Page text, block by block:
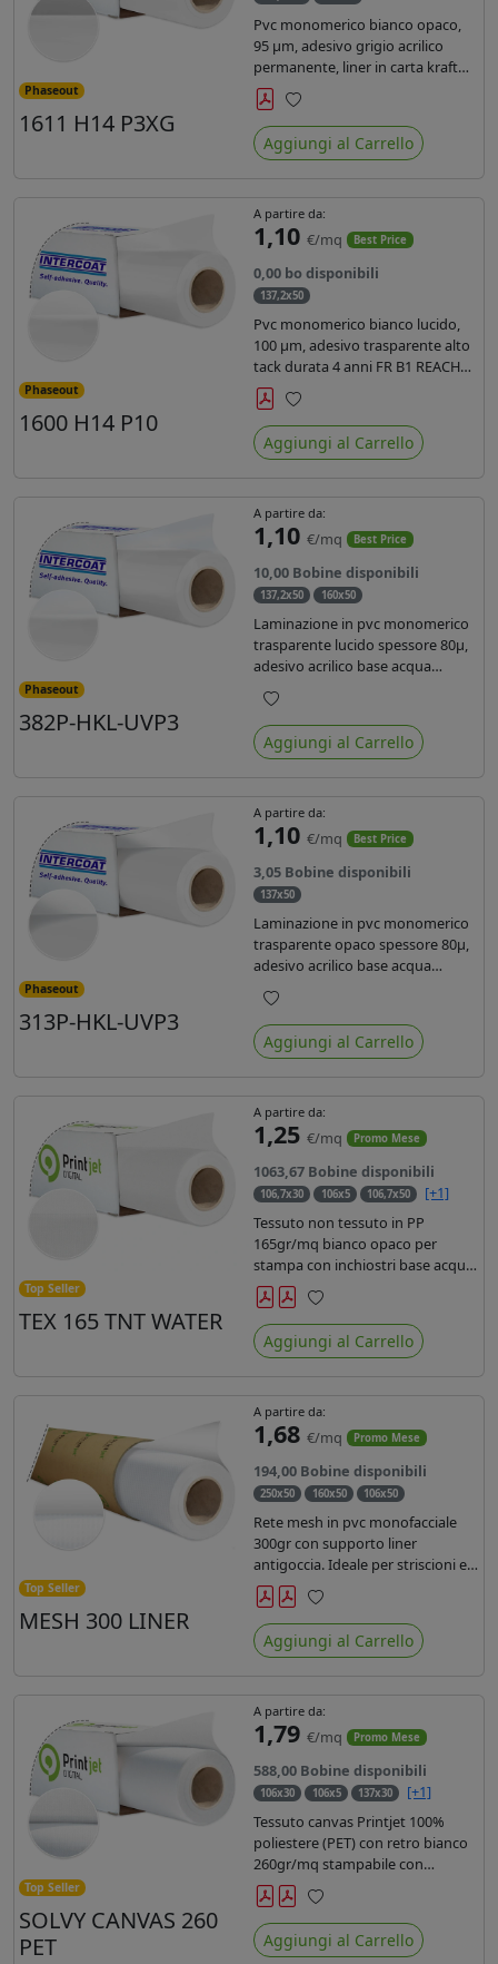
Phaseout
1611 H14 P3XG
Pvc monomerico bianco opaco,
95 µm, adesivo grigio acrilico
permanente, liner in carta kraft
siliconata 135gr/mq. Durata 3
anni, certificato FR B1, conforme
al REACH, stampa con ink
solvente, ecosolvente, uv e latex (
Preferiti
Aggiungi al Carrello
Phaseout
1600 H14 P10
A partire da:
1,10 €/mq Best Price
0,00 bo disponibili
137,2x50
Pvc monomerico bianco lucido,
100 µm, adesivo trasparente alto
tack durata 4 anni FR B1 REACH
per stampa solvente ecosolvente
uv latex, Liner in carta KRAFT
monosiliconata 135gr. brand
Intercoat.
Preferiti
Aggiungi al Carrello
Phaseout
382P-HKL-UVP3
A partire da:
1,10 €/mq Best Price
10,00 Bobine disponibili
137,2x50 160x50
Laminazione in pvc monomerico
trasparente lucido spessore 80µ,
adesivo acrilico base acqua
permanente, liner in carta
glassine siliconata da 72 gr. Durata
3 anni, ideale per laminare stampe
con ink solvente, eco-solvente e
Preferiti
Aggiungi al Carrello
Phaseout
313P-HKL-UVP3
A partire da:
1,10 €/mq Best Price
3,05 Bobine disponibili
137x50
Laminazione in pvc monomerico
trasparente opaco spessore 80µ,
adesivo acrilico base acqua
permanente specifico per ink uv,
liner in carta kraft da 90gr. Durata
3 anni, dotata di filtro uv, idonea
per stampe con inchiostro
Preferiti
Aggiungi al Carrello
Top Seller
TEX 165 TNT WATER
A partire da:
1,25 €/mq Promo Mese
1063,67 Bobine disponibili
106,7x30 106x5 106,7x50
[+1]
Tessuto non tessuto in PP
165gr/mq bianco opaco per
stampa con inchiostri base acqua,
latex, uv, ecosolvente. Finitura a
rombi spundbond e coating
superficiale con totale assenza di
peluria. Occhiellabile, non
Preferiti
Aggiungi al Carrello
Top Seller
MESH 300 LINER
A partire da:
1,68 €/mq Promo Mese
194,00 Bobine disponibili
250x50 160x50 106x50
Rete mesh in pvc monofacciale
300gr con supporto liner
antigoccia. Ideale per striscioni e
coperture antivento. Saldabile,
stampabile con inchiostri
solvente, ecosolvente, uv e latex.
Densità fili 1000x1000 , filato 9x13.
Preferiti
Aggiungi al Carrello
Top Seller
SOLVY CANVAS 260
PET
A partire da:
1,79 €/mq Promo Mese
588,00 Bobine disponibili
106x30 106x5 137x30
[+1]
Tessuto canvas Printjet 100%
poliestere (PET) con retro bianco
260gr/mq stampabile con
inchiostri solvente, ecosolvente,
uv e latex.
Preferiti
Aggiungi al Carrello